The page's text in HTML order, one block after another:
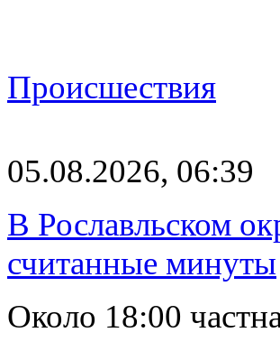
Происшествия
05.08.2026, 06:39
В Рославльском
считанные минуты
Около 18:00